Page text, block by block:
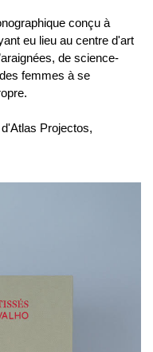
conçu à
eu lieu au centre d'art
de science-
femmes à se
Projectos,